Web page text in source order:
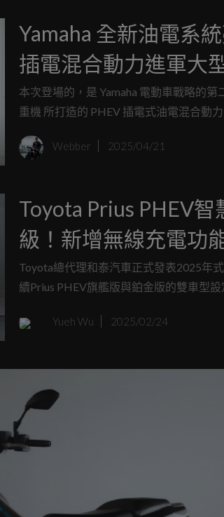
Yamaha 全新油電系
插電混合動力進軍大
本次登場的，是 Yamaha 電動車戰略的
重機 所打造的 PHEV 插電式油電混合動
Webber 2025/04/21
Toyota Prius PHEV智
級！新增無線充電功
Toyota總代理和泰汽車正式發表2025年
續Prius PHEV旗艦版與鉑金版的雙車型
電、長程油電備援的特點，純電里程行駛
Yueh Wu 2025/02/24